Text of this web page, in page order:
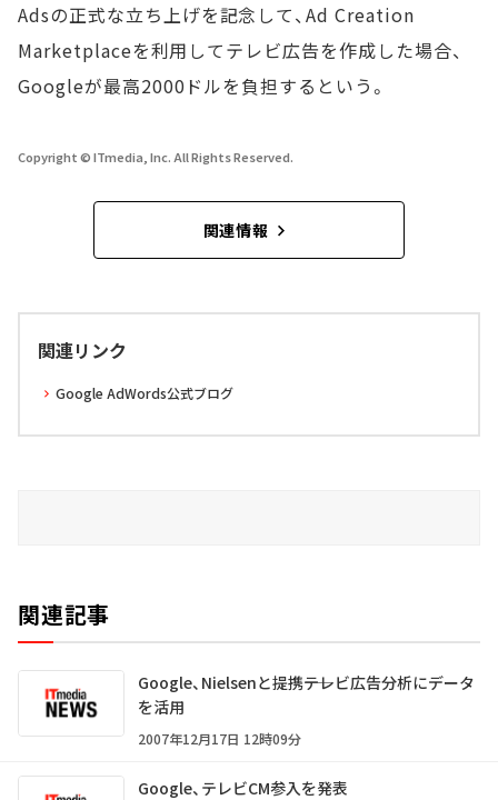
Adsの正式な立ち上げを記念して、Ad Creation
Marketplaceを利用してテレビ広告を作成した場合、
Googleが最高2000ドルを負担するという。
Copyright © ITmedia, Inc. All Rights Reserved.
関連情報
関連リンク
Google AdWords公式ブログ
関連記事
Google、Nielsenと提携――テレビ広告分析にデータ
を活用
2007年12月17日 12時09分
Google、テレビCM参入を発表